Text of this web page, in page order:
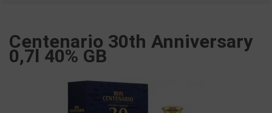
Centenario 30th Anniversary
0,7l 40% GB